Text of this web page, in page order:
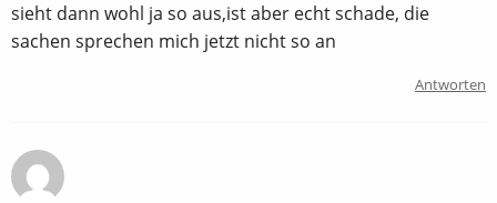
sieht dann wohl ja so aus,ist aber echt schade, die
sachen sprechen mich jetzt nicht so an
Antworten